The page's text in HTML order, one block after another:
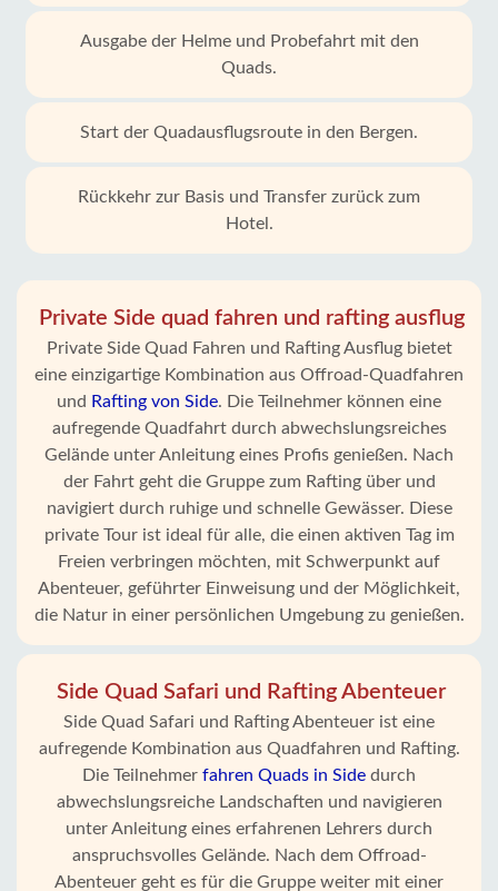
Ausgabe der Helme und Probefahrt mit den
Quads.
Start der Quadausflugsroute in den Bergen.
Rückkehr zur Basis und Transfer zurück zum
Hotel.
Private Side quad fahren und rafting ausflug
Private Side Quad Fahren und Rafting Ausflug bietet
eine einzigartige Kombination aus Offroad-Quadfahren
und Rafting von Side. Die Teilnehmer können eine
aufregende Quadfahrt durch abwechslungsreiches
Gelände unter Anleitung eines Profis genießen. Nach
der Fahrt geht die Gruppe zum Rafting über und
navigiert durch ruhige und schnelle Gewässer. Diese
private Tour ist ideal für alle, die einen aktiven Tag im
Freien verbringen möchten, mit Schwerpunkt auf
Abenteuer, geführter Einweisung und der Möglichkeit,
die Natur in einer persönlichen Umgebung zu genießen.
Side Quad Safari und Rafting Abenteuer
Side Quad Safari und Rafting Abenteuer ist eine
aufregende Kombination aus Quadfahren und Rafting.
Die Teilnehmer fahren Quads in Side durch
abwechslungsreiche Landschaften und navigieren
unter Anleitung eines erfahrenen Lehrers durch
anspruchsvolles Gelände. Nach dem Offroad-
Abenteuer geht es für die Gruppe weiter mit einer